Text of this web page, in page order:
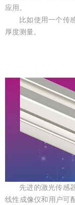
应用。
比如使用一个传
厚度测量。
先进的激光传感
线性成像仪和用户可